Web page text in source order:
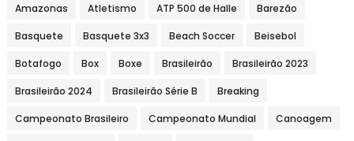
Amazonas Atletismo ATP 500 de Halle Barezão
Basquete Basquete 3x3 Beach Soccer Beisebol
Botafogo Box Boxe Brasileirão Brasileirão 2023
Brasileirão 2024 Brasileirão Série B Breaking
Campeonato Brasileiro Campeonato Mundial Canoagem